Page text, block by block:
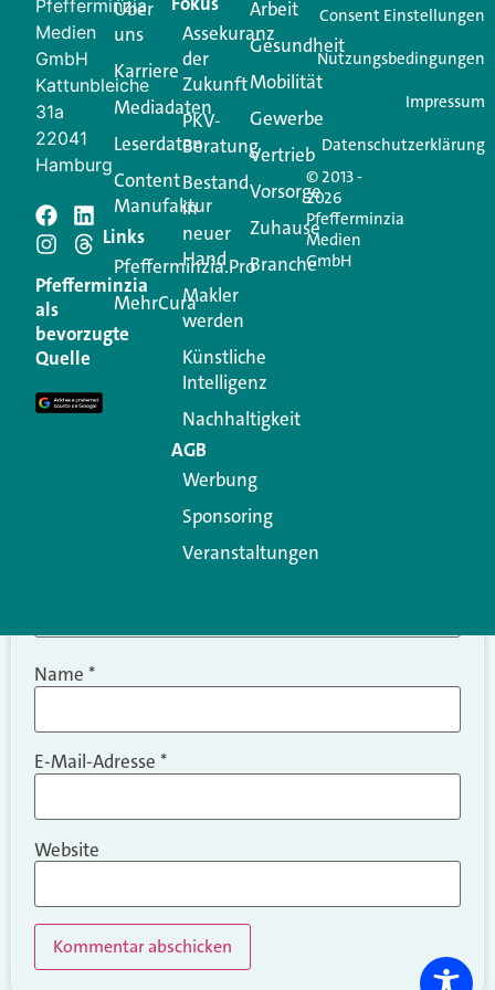
Ihren Vertriebsalltag leichter macht. Mit nur einem
Login.
Jetzt anmelden
Schreiben Sie einen
Kommentar
Ihre E-Mail-Adresse wird nicht veröffentlicht.
Erforderliche Felder sind mit
Kommentar
Name *
E-Mail-Adresse *
Website
Pfefferminzia
Medien
GmbH
Kattunbleiche
31a
22041
Hamburg
Pfefferminzia
als
bevorzugte
Quelle
Über
uns
Karriere
Mediadaten
Leserdaten
Content
Manufaktur
Links
Pfefferminzia.Pro
MehrCura
Assekuranz
der
Zukunft
PKV-
Beratung
Bestand
in
neuer
Hand
Makler
werden
Künstliche
Intelligenz
Nachhaltigkeit
AGB
Werbung
Sponsoring
Veranstaltungen
Arbeit
Gesundheit
Mobilität
Gewerbe
Vertrieb
Vorsorge
Zuhause
Branche
© 2013 -
2026
Pfefferminzia
Medien
GmbH
Consent Einstellungen
Nutzungsbedingungen
Impressum
Datenschutzerklärung